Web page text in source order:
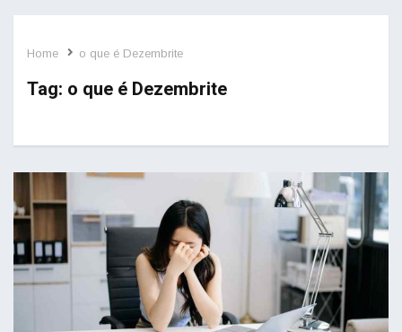
Home o que é Dezembrite
Tag: o que é Dezembrite